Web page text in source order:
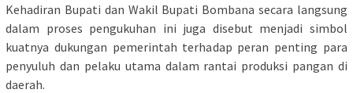
Kehadiran Bupati dan Wakil Bupati Bombana secara langsung
dalam proses pengukuhan ini juga disebut menjadi simbol
kuatnya dukungan pemerintah terhadap peran penting para
penyuluh dan pelaku utama dalam rantai produksi pangan di
daerah.